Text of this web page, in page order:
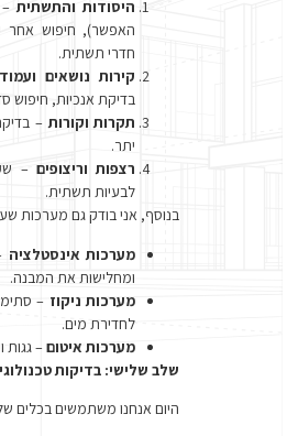
היסודות והתשתית–
האפשר), חיפוש אחר
חדרי תשתית.
קירות נושאים
בדיקת אנכיות, חיפוש
תקרות וקורות–
יתר.
רצפות וריצופים–
לבעיות תשתית.
בנוסף, אני בודק גם מערכות
מערכות אינסטלציה
ומחלישות את המבנה.
מערכות ניקוז –
לחדירת מים.
מערכות איטום– גגות
שלב שלישי: בדיקות
היום אנחנו משתמשים בכלים